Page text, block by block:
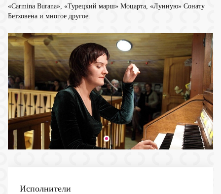
«Carmina Burana», «Турецкий марш» Моцарта, «Лунную» Сонату
Бетховена и многое другое.
Исполнители